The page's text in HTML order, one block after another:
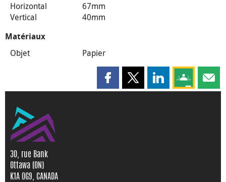
Horizontal
67mm
Vertical
40mm
Matériaux
Objet Papier
Partager cette page sur
Partager cette page sur X
Partager cette
Partagez
30, rue Bank
Ottawa (ON)
K1A 0G9, CANADA